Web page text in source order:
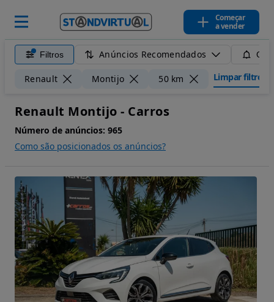
Começar
a vender
Filtros Anúncios Recomendados
Renault Montijo 50 km Limpar filtros
Renault Montijo - Carros
Número de anúncios: 965
Como são posicionados os anúncios?